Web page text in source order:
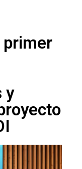
primer
y